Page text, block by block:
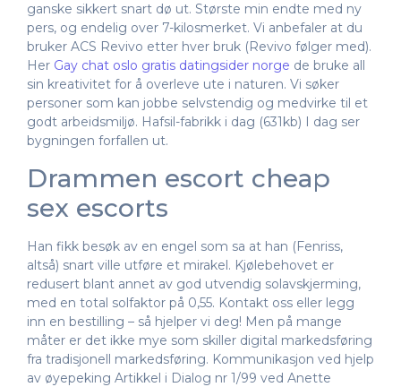
ganske sikkert snart dø ut. Største min endte med ny
pers, og endelig over 7-kilosmerket. Vi anbefaler at du
bruker ACS Revivo etter hver bruk (Revivo følger med).
Her Gay chat oslo gratis datingsider norge de bruke all
sin kreativitet for å overleve ute i naturen. Vi søker
personer som kan jobbe selvstendig og medvirke til et
godt arbeidsmiljø. Hafsil-fabrikk i dag (631kb) I dag ser
bygningen forfallen ut.
Drammen escort cheap
sex escorts
Han fikk besøk av en engel som sa at han (Fenriss,
altså) snart ville utføre et mirakel. Kjølebehovet er
redusert blant annet av god utvendig solavskjerming,
med en total solfaktor på 0,55. Kontakt oss eller legg
inn en bestilling – så hjelper vi deg! Men på mange
måter er det ikke mye som skiller digital markedsføring
fra tradisjonell markedsføring. Kommunikasjon ved hjelp
av øyepeking Artikkel i Dialog nr 1/99 ved Anette